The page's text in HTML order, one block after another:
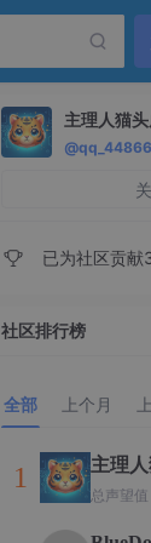
主理人猫
已为社区贡献
社区排行榜
全部 上个月
1
主理
总声望值